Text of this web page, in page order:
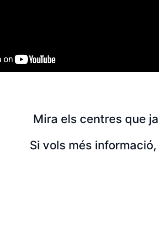
Mira els centres que
Si vols més